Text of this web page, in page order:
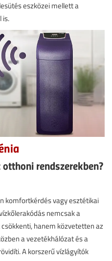
eszközei mellett a
is.
rendszerekben?
komfortkérdés vagy esztétikai
nemcsak a
hanem közvetetten az
a vezetékhálózat és a
A korszerű vízlágyítók